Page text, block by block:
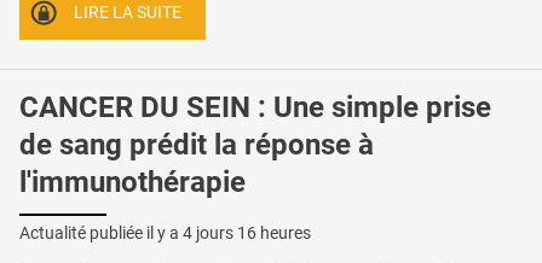
LIRE LA SUITE
CANCER DU SEIN : Une simple prise
de sang prédit la réponse à
l'immunothérapie
Actualité publiée il y a 4 jours 16 heures